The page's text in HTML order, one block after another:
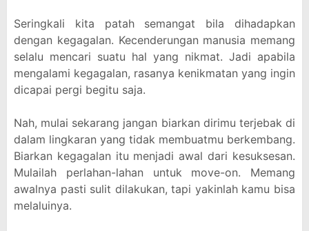
Seringkali kita patah semangat bila dihadapkan
dengan kegagalan. Kecenderungan manusia memang
selalu mencari suatu hal yang nikmat. Jadi apabila
mengalami kegagalan, rasanya kenikmatan yang ingin
dicapai pergi begitu saja.
Nah, mulai sekarang jangan biarkan dirimu terjebak di
dalam lingkaran yang tidak membuatmu berkembang.
Biarkan kegagalan itu menjadi awal dari kesuksesan.
Mulailah perlahan-lahan untuk move-on. Memang
awalnya pasti sulit dilakukan, tapi yakinlah kamu bisa
melaluinya.